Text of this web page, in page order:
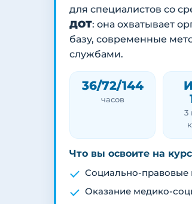
для специалистов со
ДОТ: она охватывает
базу, современные
службами.
36/72/144
часов
3
Что вы освоите на
Социально-правовые
Оказание медико-